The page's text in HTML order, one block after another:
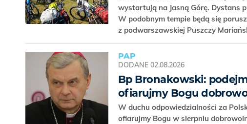
wystartują na Jasną Górę. Dystans
W podobnym tempie będą się
z podwarszawskiej Puszczy
PAP
DODANE 02.08.2026
Bp Bronakowski:
ofiarujmy Bogu
W duchu odpowiedzialności za
ofiarujmy Bogu w sierpniu